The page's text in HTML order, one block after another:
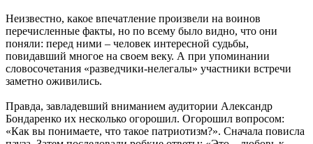
Неизвестно, какое впечатление произвели на воинов
перечисленные факты, но по всему было видно, что они
поняли: перед ними – человек интересной судьбы,
повидавший многое на своем веку. А при упоминании
словосочетания «разведчики-нелегалы» участники встречи
заметно оживились.
Правда, завладевший вниманием аудитории Александр
Бондаренко их несколько огорошил. Огорошил вопросом:
«Как вы понимаете, что такое патриотизм?». Сначала повисла